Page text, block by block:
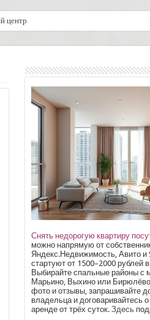
центр
Снять недорогую квартиру
можно напрямую от
Яндекс.Недвижимость, Авито
стартуют от 1500–2000 рублей в
Выбирайте спальные районы с
Марьино, Выхино или
фото и отзывы, запрашивайте
владельца и договаривайтесь
аренде от трёх суток. Здесь